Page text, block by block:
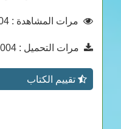
مرات المشاهدة : 48004
مرات التحميل : 48004
تقييم الكتاب